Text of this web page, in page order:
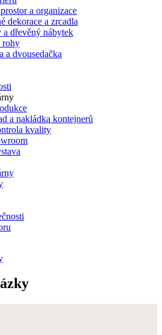
a organizace
dekorace a zrcadla
dřevěný nábytek
rohy
a dvousedačka
a nakládka kontejnerů
kvality